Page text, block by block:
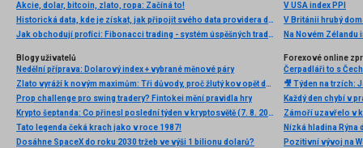
Akcie, dolar, bitcoin, zlato, ropa: Začíná to!
Historická data, kde je získat, jak připojit svého data providera do MultiCharts a proč je budeme potřebovat? (4. díl)
Jak obchodují profíci: Fibonacci trading - systém úspěšných traderů
V USA index PPI
V Británii hrubý
Na Novém Zélandu
Blogy uživatelů
Nedělní příprava: Dolarový index + vybrané měnové páry
Zlato vyráží k novým maximům: Tři důvody, proč žlutý kov opět dominuje
Prop challenge pro swing tradery? Fintokei mění pravidla hry
Krypto šeptanda: Co přinesl poslední týden v kryptosvětě (7. 8. 2026)
Tato legenda čeká krach jako v roce 1987!
Dosáhne SpaceX do roku 2030 tržeb ve výši 1 bilionu dolarů?
Forexové online
Nízká hladina
Pozitivní vývoj na